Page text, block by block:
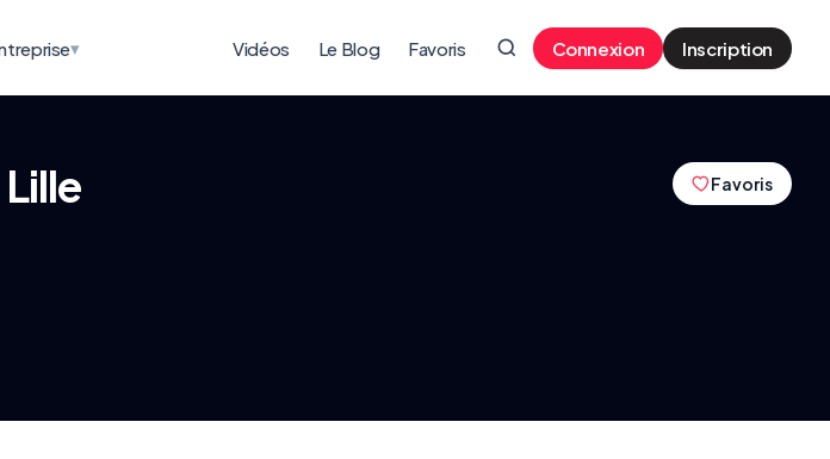
▾ Vidéos Le Blog Favoris Connexion Inscription
Favoris